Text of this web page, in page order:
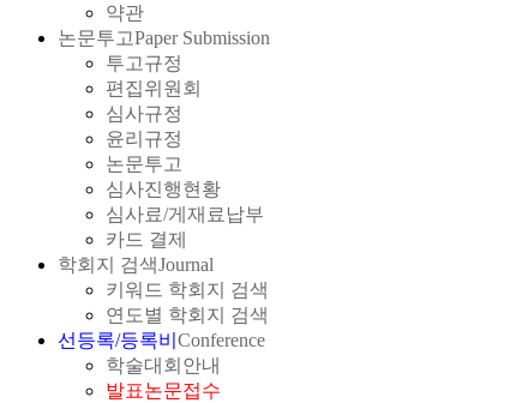
약관
논문투고Paper Submission
투고규정
편집위원회
심사규정
윤리규정
논문투고
심사진행현황
심사료/게재료납부
카드 결제
학회지 검색Journal
키워드 학회지 검색
연도별 학회지 검색
선등록/등록비 Conference
학술대회안내
발표논문접수